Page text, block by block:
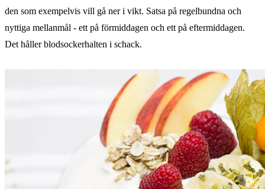
den som exempelvis vill gå ner i vikt. Satsa på regelbundna och
nyttiga mellanmål - ett på förmiddagen och ett på eftermiddagen.
Det håller blodsockerhalten i schack.